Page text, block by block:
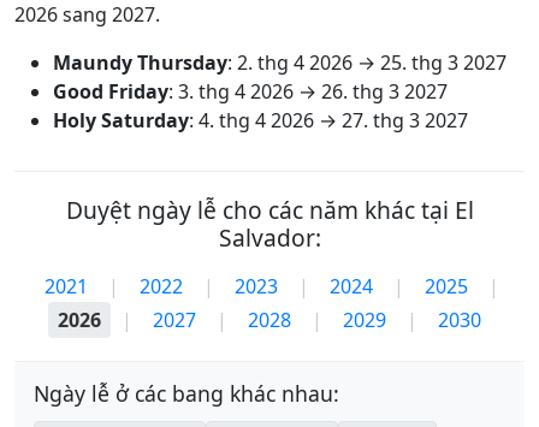
2026 sang 2027.
Maundy Thursday: 2. thg 4 2026 → 25. thg 3 2027
Good Friday: 3. thg 4 2026 → 26. thg 3 2027
Holy Saturday: 4. thg 4 2026 → 27. thg 3 2027
Duyệt ngày lễ cho các năm khác tại El
Salvador:
2021 | 2022 | 2023 | 2024 | 2025
|
2026
| 2027 | 2028 | 2029 | 2030
Ngày lễ ở các bang khác nhau: